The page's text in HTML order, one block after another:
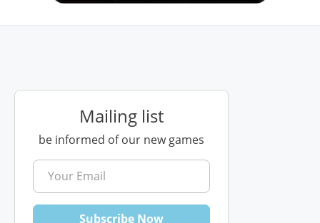
Mailing list
be informed of our new games